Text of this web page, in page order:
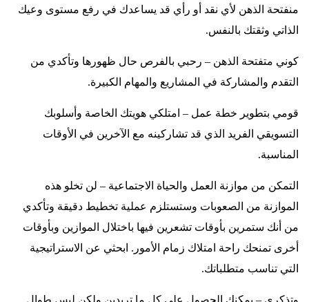
منفتحة الذهن لأي نقد أو رأي قد يساعدك في رفع مستوى وعيك
الذاتي وثقتك بالنفس.
كوني متفتحة الذهن – رحبي بالفرص حال ظهورها وتأكدي من
التقدم والمشاركة في المشاريع والمهام الكبيرة.
قومي بتطوير خطة عمل – امتلكي هويتك الخاصة وأسلوبك
التسويقي الفريد الذي قد تشاركينه مع الآخرين في الأوقات
المناسبة.
التمكن من موازنة العمل والحياة الاجتماعية – لن تخلو هذه
الموازنة من الصعوبات وستستلزم عملية تخطيط دقيقة وتأكدي
من أنك ستمرين بأوقات تشعرين فيها باختلال الموازين وبأوقات
أخرى تمنحك راحة امتلاك زمام الأمور. ابحثي عن الاستراتيجية
التي تناسب متطلباتك.
وتذكري – يمكنك الحصول على كل ما تريدين ولكن ليس طوال